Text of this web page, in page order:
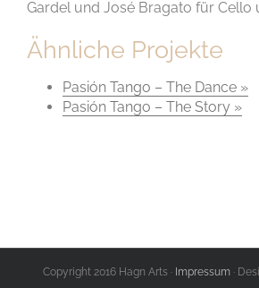
Gardel und José Bragato für Cello
Ähnliche Projekte
Pasión Tango – The Dance »
Pasión Tango – The Story »
Copyright 2016 Hagn Arts · Impressum·